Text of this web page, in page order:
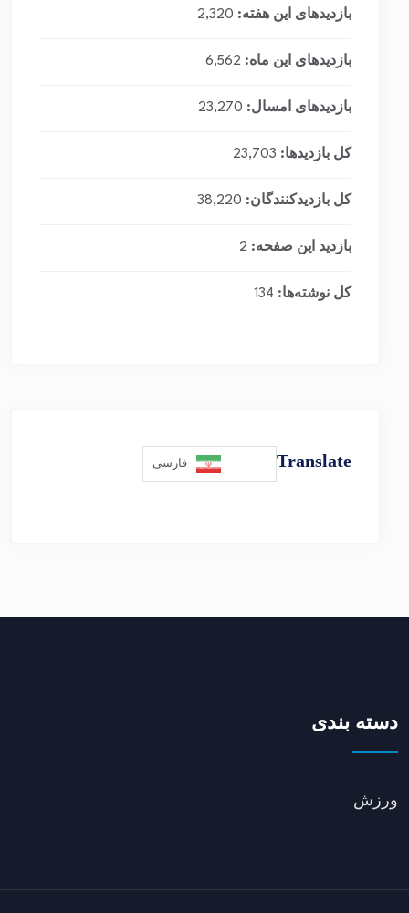
بازدیدهای این هفته: 2,320
بازدیدهای این ماه: 6,562
بازدیدهای امسال: 23,270
کل بازدیدها: 23,703
کل بازدیدکنند‌گان: 38,220
بازدید این صفحه: 2
کل نوشته‌ها: 134
Translate فارسی
دسته بندی
ورزش